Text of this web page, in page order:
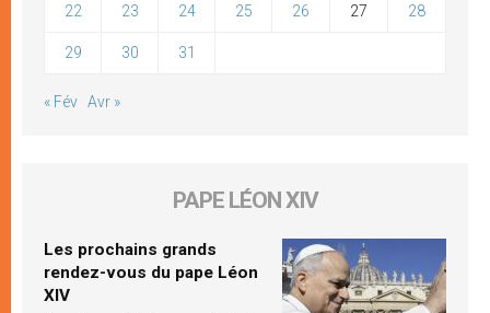
22 23 24 25 26 27 28
29 30 31
« Fév Avr »
PAPE LÉON XIV
Les prochains grands
rendez-vous du pape Léon
XIV